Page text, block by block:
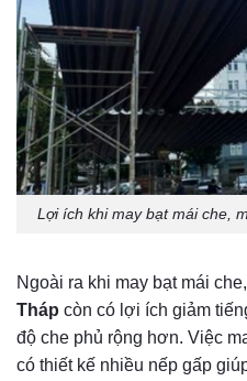
Lợi ích khi may bạt mái che,
Ngoài ra khi may bạt mái che,
Tháp còn có lợi ích giảm
độ che phủ rộng hơn. Việc
có thiết kế nhiều nếp gấp